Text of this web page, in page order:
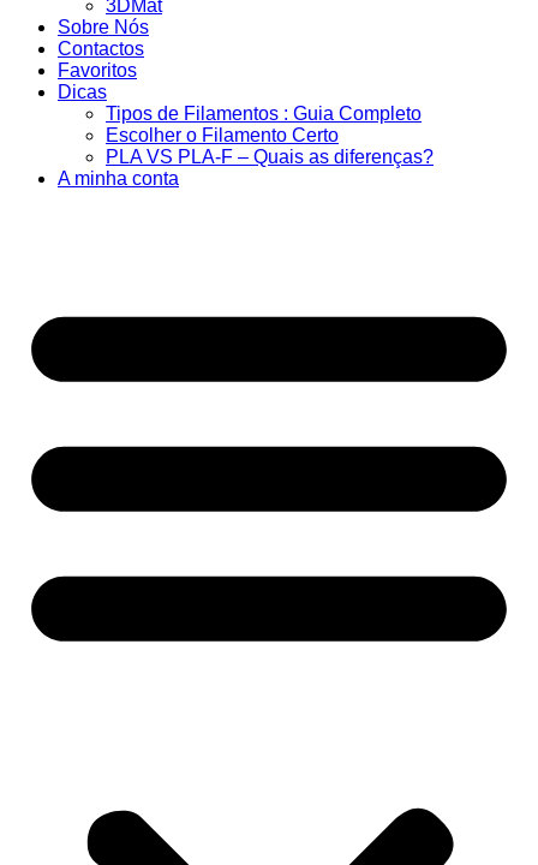
3DMat
Sobre Nós
Contactos
Favoritos
Dicas
Tipos de Filamentos : Guia Completo
Escolher o Filamento Certo
PLA VS PLA-F – Quais as diferenças?
A minha conta